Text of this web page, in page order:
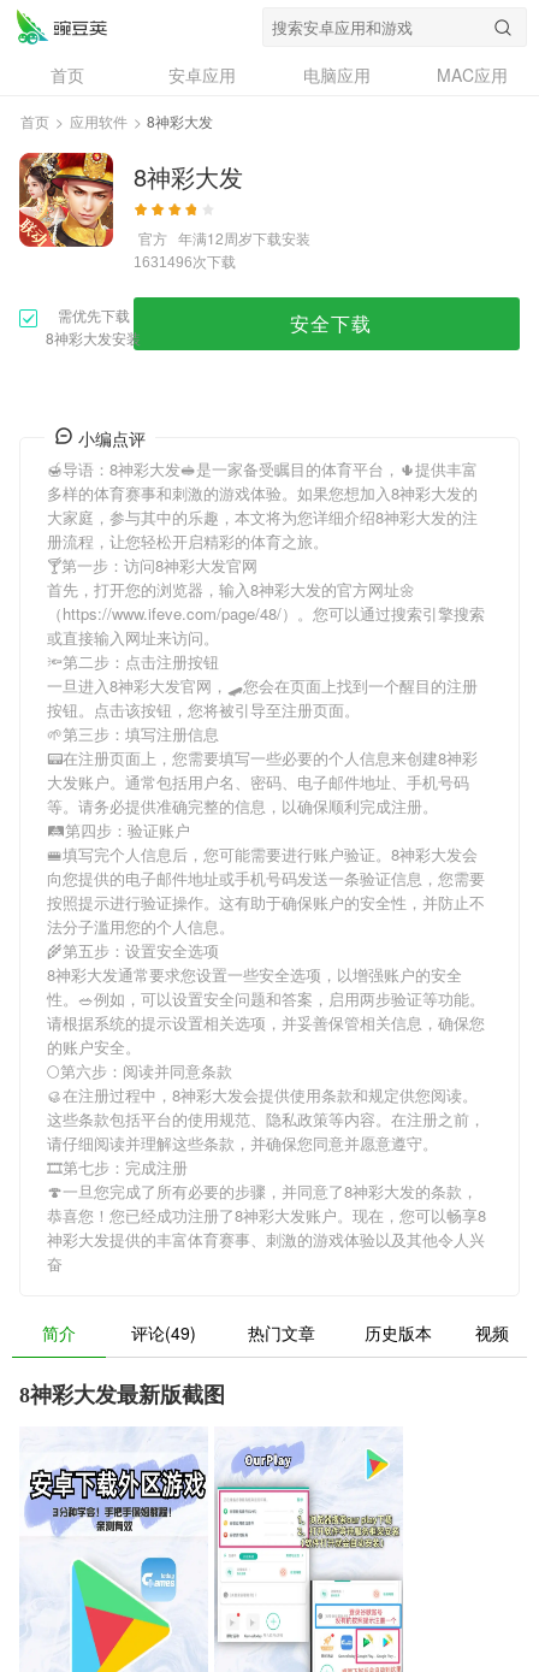
首页 安卓应用 电脑应用
MAC应用
资讯
专题
问答
首页 > 应用软件 > 8神彩大发
8神彩大发
官方 年满12周岁下载安装
1631496次下载
需优先下载
8神彩大发安装
安全下载
小编点评
🍯导语： 8神彩大发🥪是一家备受瞩目的体育平台，🌵提供丰富
多样的体育赛事和刺激的游戏体验。如果您想加入8神彩大发的
大家庭，参与其中的乐趣，本文将为您详细介绍8神彩大发的注
册流程，让您轻松开启精彩的体育之旅。
🍸第一步：访问8神彩大发官网
首先，打开您的浏览器，输入8神彩大发的官方网址🌼
（https://www.ifeve.com/page/48/）。您可以通过搜索引擎搜索
或直接输入网址来访问。
🔦第二步：点击注册按钮
一旦进入8神彩大发官网，🛹您会在页面上找到一个醒目的注册
按钮。点击该按钮，您将被引导至注册页面。
🌱第三步：填写注册信息
📟在注册页面上，您需要填写一些必要的个人信息来创建8神彩
大发账户。通常包括用户名、密码、电子邮件地址、手机号码
等。请务必提供准确完整的信息，以确保顺利完成注册。
🛤第四步：验证账户
🚝填写完个人信息后，您可能需要进行账户验证。 8神彩大发会
向您提供的电子邮件地址或手机号码发送一条验证信息，您需要
按照提示进行验证操作。这有助于确保账户的安全性，并防止不
法分子滥用您的个人信息。
🌾第五步：设置安全选项
8神彩大发通常要求您设置一些安全选项，以增强账户的安全
性。🥗例如，可以设置安全问题和答案，启用两步验证等功能。
请根据系统的提示设置相关选项，并妥善保管相关信息，确保您
的账户安全。
🌕第六步：阅读并同意条款
🥮在注册过程中， 8神彩大发会提供使用条款和规定供您阅读。
这些条款包括平台的使用规范、隐私政策等内容。在注册之前，
请仔细阅读并理解这些条款，并确保您同意并愿意遵守。
🎞第七步：完成注册
🍄一旦您完成了所有必要的步骤，并同意了8神彩大发的条款，
恭喜您！您已经成功注册了8神彩大发账户。现在，您可以畅享8
神彩大发提供的丰富体育赛事、刺激的游戏体验以及其他令人兴
奋
简介 评论(49) 热门文章 历史版本 视频
8神彩大发最新版截图